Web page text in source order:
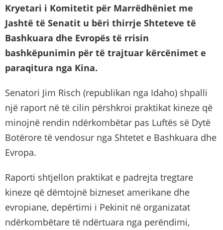
Kryetari i Komitetit për Marrëdhëniet me
Jashtë të Senatit u bëri thirrje Shteteve të
Bashkuara dhe Evropës të rrisin
bashkëpunimin për të trajtuar kërcënimet e
paraqitura nga Kina.
Senatori Jim Risch (republikan nga Idaho) shpalli
një raport në të cilin përshkroi praktikat kineze që
minojnë rendin ndërkombëtar pas Luftës së Dytë
Botërore të vendosur nga Shtetet e Bashkuara dhe
Evropa.
Raporti shtjellon praktikat e padrejta tregtare
kineze që dëmtojnë bizneset amerikane dhe
evropiane, depërtimi i Pekinit në organizatat
ndërkombëtare të ndërtuara nga perëndimi,